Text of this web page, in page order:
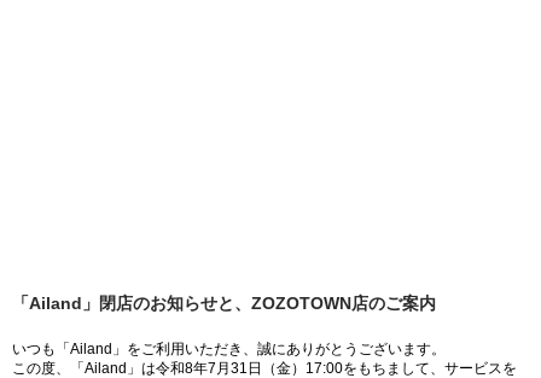
「Ailand」閉店のお知らせと、ZOZOTOWN店のご案内
いつも「Ailand」をご利用いただき、誠にありがとうございます。
この度、「Ailand」は令和8年7月31日（金）17:00をもちまして、サービスを